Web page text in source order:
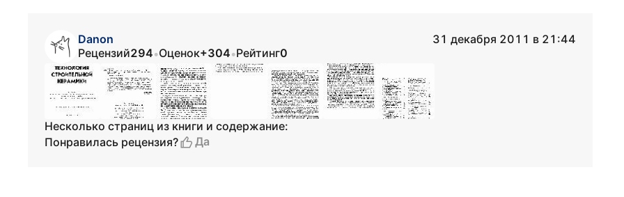
Danon
31 декабря 2011 в 21:44
Рецензий294•Оценок+304•Рейтинг0
Несколько страниц из книги и содержание:
Понравилась рецензия?
Да